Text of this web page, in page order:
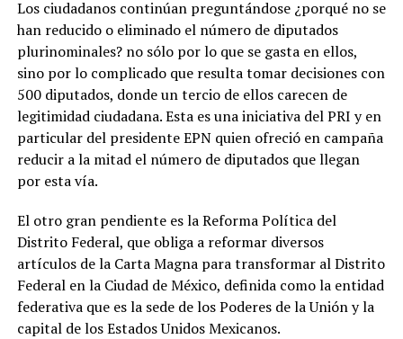
Los ciudadanos continúan preguntándose ¿porqué no se
han reducido o eliminado el número de diputados
plurinominales? no sólo por lo que se gasta en ellos,
sino por lo complicado que resulta tomar decisiones con
500 diputados, donde un tercio de ellos carecen de
legitimidad ciudadana. Esta es una iniciativa del PRI y en
particular del presidente EPN quien ofreció en campaña
reducir a la mitad el número de diputados que llegan
por esta vía.
El otro gran pendiente es la Reforma Política del
Distrito Federal, que obliga a reformar diversos
artículos de la Carta Magna para transformar al Distrito
Federal en la Ciudad de México, definida como la entidad
federativa que es la sede de los Poderes de la Unión y la
capital de los Estados Unidos Mexicanos.